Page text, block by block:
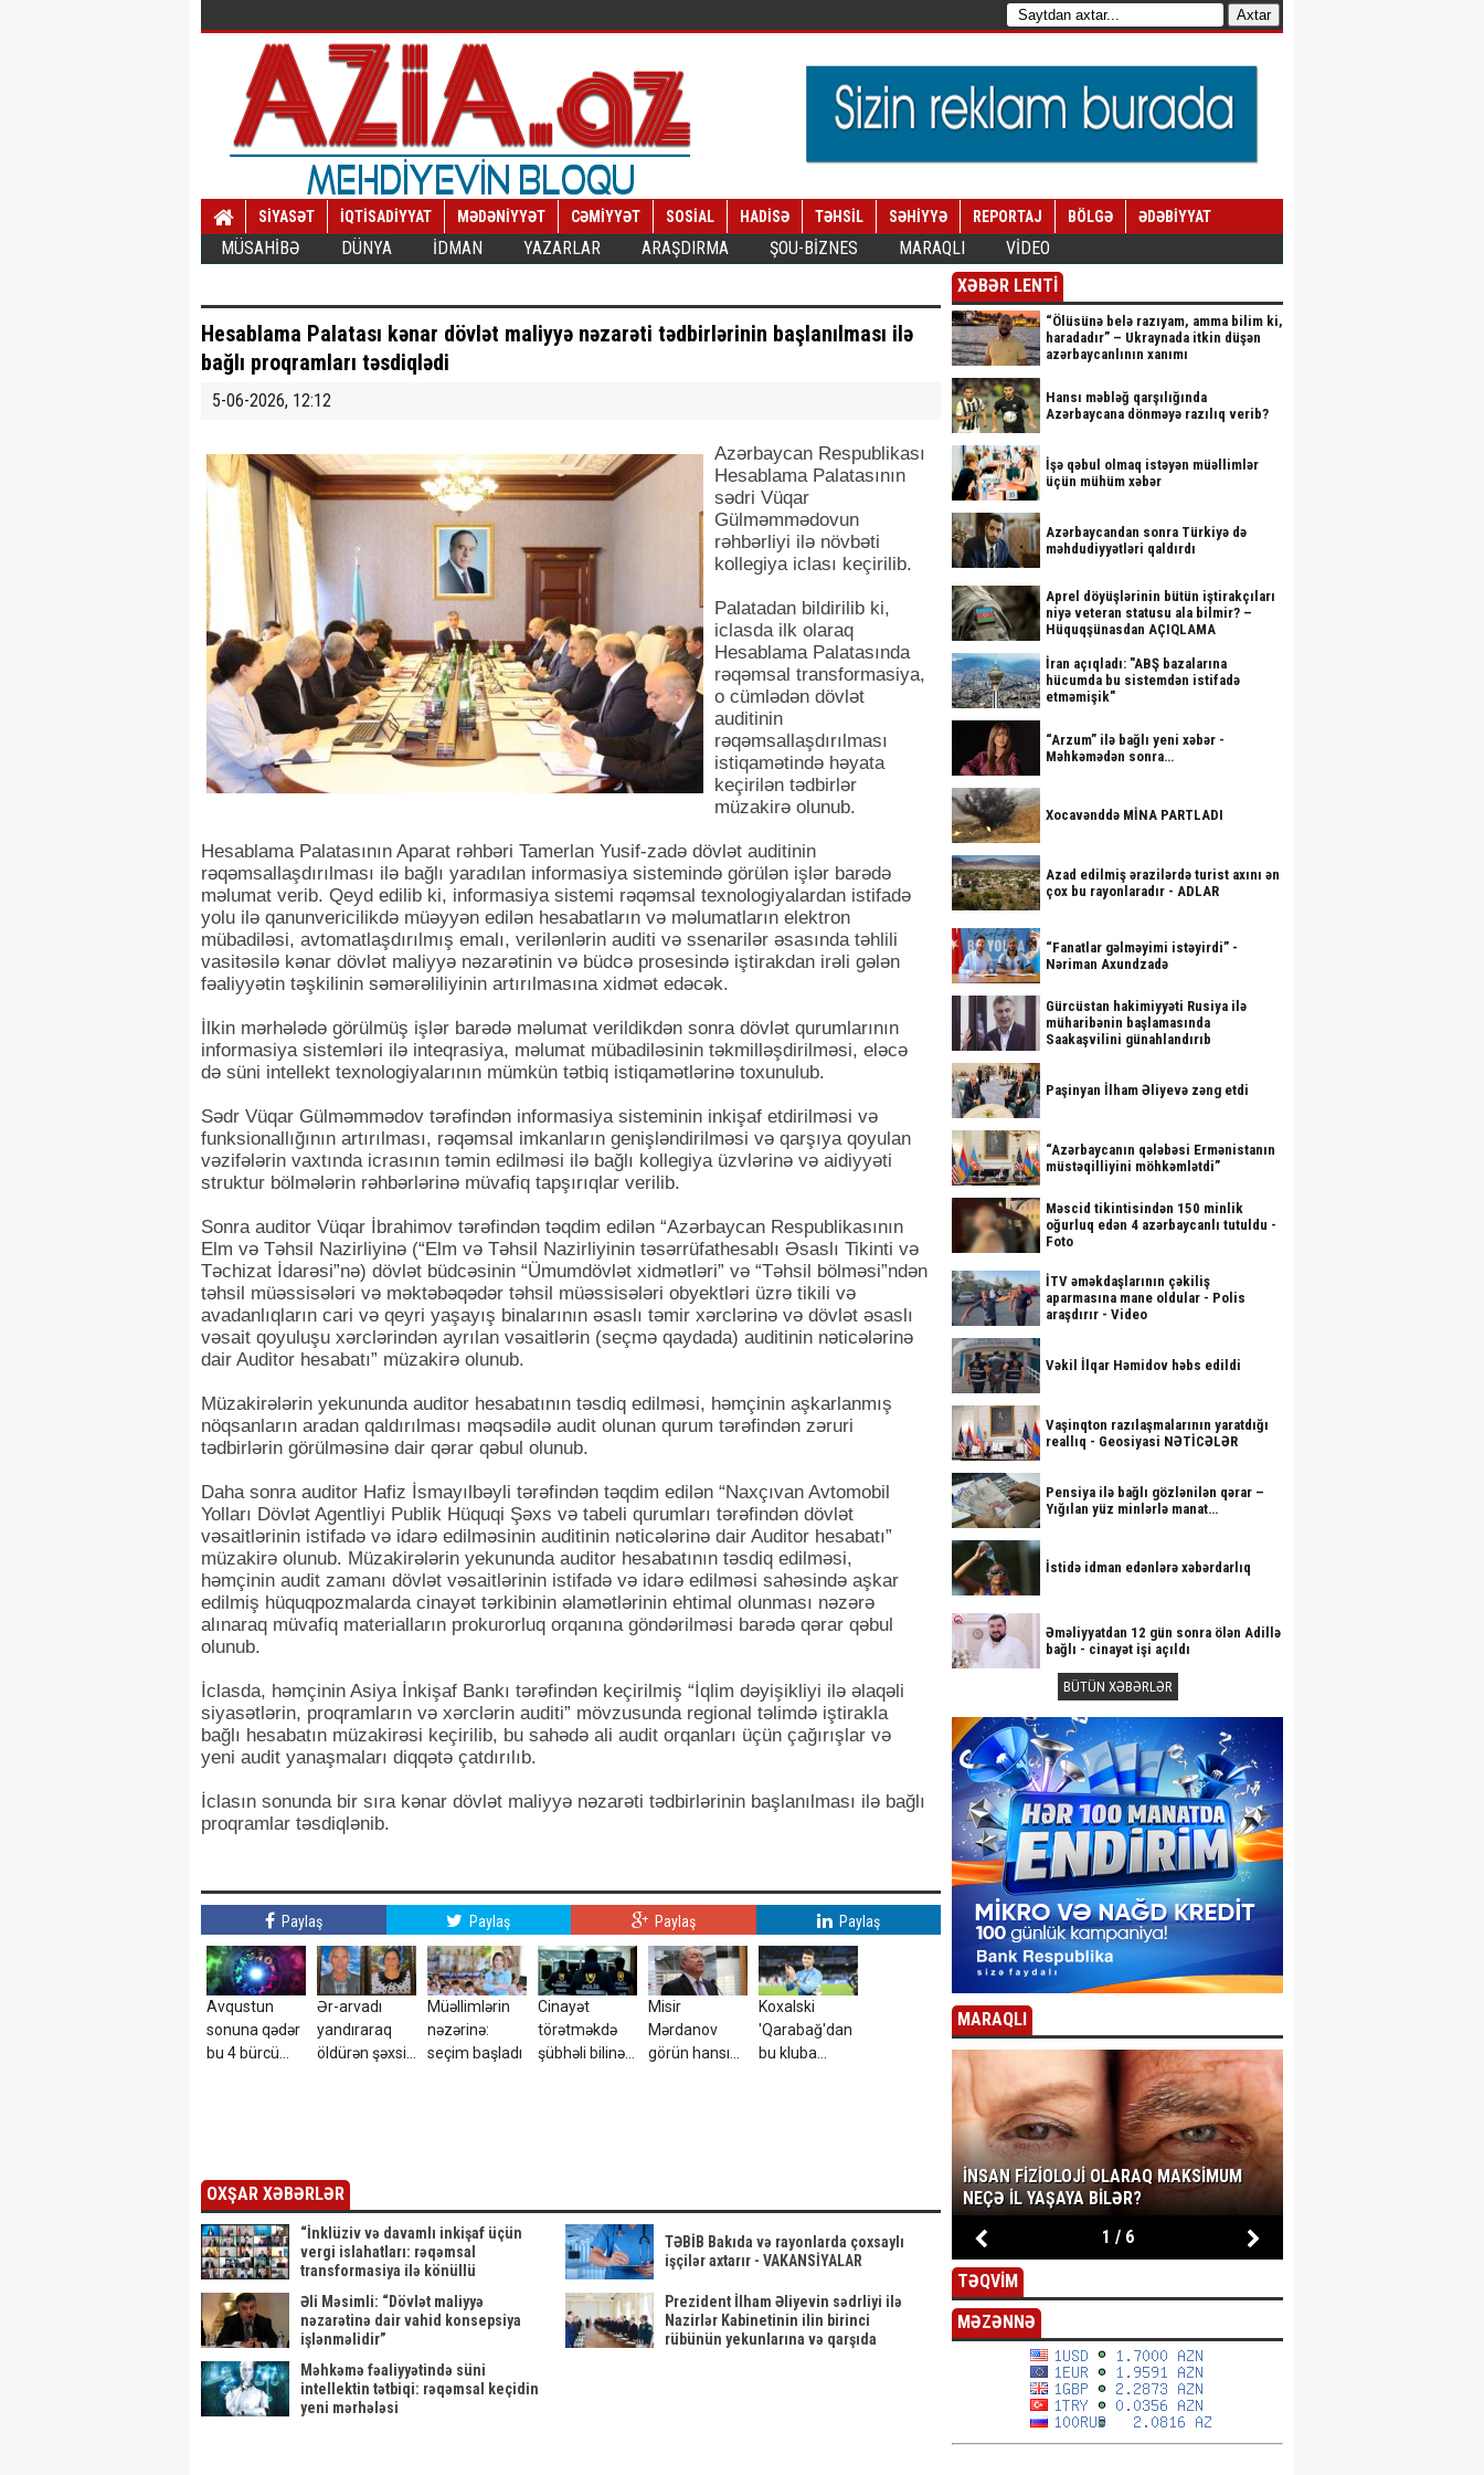
SİYASƏT İQTİSADİYYAT MƏDƏNİYYƏT CƏMİYYƏT SOSİAL HADİSƏ TƏHSİL SƏHİYYƏ REPORTAJ BÖLGƏ ƏDƏBİYYAT
MÜSAHİBƏ DÜNYA İDMAN YAZARLAR ARAŞDIRMA ŞOU-BİZNES MARAQLI VİDEO
Hesablama Palatası kənar dövlət maliyyə nəzarəti tədbirlərinin başlanılması ilə
bağlı proqramları təsdiqlədi
5-06-2026, 12:12
Azərbaycan Respublikası
Hesablama Palatasının
sədri Vüqar
Gülməmmədovun
rəhbərliyi ilə növbəti
kollegiya iclası keçirilib.
Palatadan bildirilib ki,
iclasda ilk olaraq
Hesablama Palatasında
rəqəmsal transformasiya,
o cümlədən dövlət
auditinin
rəqəmsallaşdırılması
istiqamətində həyata
keçirilən tədbirlər
müzakirə olunub.
Hesablama Palatasının Aparat rəhbəri Tamerlan Yusif-zadə dövlət auditinin
rəqəmsallaşdırılması ilə bağlı yaradılan informasiya sistemində görülən işlər barədə
məlumat verib. Qeyd edilib ki, informasiya sistemi rəqəmsal texnologiyalardan istifadə
yolu ilə qanunvericilikdə müəyyən edilən hesabatların və məlumatların elektron
mübadiləsi, avtomatlaşdırılmış emalı, verilənlərin auditi və ssenarilər əsasında təhlili
vasitəsilə kənar dövlət maliyyə nəzarətinin və büdcə prosesində iştirakdan irəli gələn
fəaliyyətin təşkilinin səmərəliliyinin artırılmasına xidmət edəcək.
İlkin mərhələdə görülmüş işlər barədə məlumat verildikdən sonra dövlət qurumlarının
informasiya sistemləri ilə inteqrasiya, məlumat mübadiləsinin təkmilləşdirilməsi, eləcə
də süni intellekt texnologiyalarının mümkün tətbiq istiqamətlərinə toxunulub.
Sədr Vüqar Gülməmmədov tərəfindən informasiya sisteminin inkişaf etdirilməsi və
funksionallığının artırılması, rəqəmsal imkanların genişləndirilməsi və qarşıya qoyulan
vəzifələrin vaxtında icrasının təmin edilməsi ilə bağlı kollegiya üzvlərinə və aidiyyəti
struktur bölmələrin rəhbərlərinə müvafiq tapşırıqlar verilib.
Sonra auditor Vüqar İbrahimov tərəfindən təqdim edilən “Azərbaycan Respublikasının
Elm və Təhsil Nazirliyinə (“Elm və Təhsil Nazirliyinin təsərrüfathesablı Əsaslı Tikinti və
Təchizat İdarəsi”nə) dövlət büdcəsinin “Ümumdövlət xidmətləri” və “Təhsil bölməsi”ndən
təhsil müəssisələri və məktəbəqədər təhsil müəssisələri obyektləri üzrə tikili və
avadanlıqların cari və qeyri yaşayış binalarının əsaslı təmir xərclərinə və dövlət əsaslı
vəsait qoyuluşu xərclərindən ayrılan vəsaitlərin (seçmə qaydada) auditinin nəticələrinə
dair Auditor hesabatı” müzakirə olunub.
Müzakirələrin yekununda auditor hesabatının təsdiq edilməsi, həmçinin aşkarlanmış
nöqsanların aradan qaldırılması məqsədilə audit olunan qurum tərəfindən zəruri
tədbirlərin görülməsinə dair qərar qəbul olunub.
Daha sonra auditor Hafiz İsmayılbəyli tərəfindən təqdim edilən “Naxçıvan Avtomobil
Yolları Dövlət Agentliyi Publik Hüquqi Şəxs və tabeli qurumları tərəfindən dövlət
vəsaitlərinin istifadə və idarə edilməsinin auditinin nəticələrinə dair Auditor hesabatı”
müzakirə olunub. Müzakirələrin yekununda auditor hesabatının təsdiq edilməsi,
həmçinin audit zamanı dövlət vəsaitlərinin istifadə və idarə edilməsi sahəsində aşkar
edilmiş hüquqpozmalarda cinayət tərkibinin əlamətlərinin ehtimal olunması nəzərə
alınaraq müvafiq materialların prokurorluq orqanına göndərilməsi barədə qərar qəbul
olunub.
İclasda, həmçinin Asiya İnkişaf Bankı tərəfindən keçirilmiş “İqlim dəyişikliyi ilə əlaqəli
siyasətlərin, proqramların və xərclərin auditi” mövzusunda regional təlimdə iştirakla
bağlı hesabatın müzakirəsi keçirilib, bu sahədə ali audit orqanları üçün çağırışlar və
yeni audit yanaşmaları diqqətə çatdırılıb.
İclasın sonunda bir sıra kənar dövlət maliyyə nəzarəti tədbirlərinin başlanılması ilə bağlı
proqramlar təsdiqlənib.
Paylaş Paylaş Paylaş Paylaş
Avqustun
sonuna qədər
bu 4 bürcü
Ər-arvadı
yandıraraq
öldürən şəxsin
Müəllimlərin
nəzərinə:
seçim başladı
Cinayət
törətməkdə
şübhəli bilinən
Misir
Mərdanov
görün hansı
Koxalski
'Qarabağ'dan
bu kluba
OXŞAR XƏBƏRLƏR
“İnklüziv və davamlı inkişaf üçün
vergi islahatları: rəqəmsal
transformasiya ilə könüllü
Vergi Forumu keçirilib
TƏBİB Bakıda və rayonlarda çoxsaylı
işçilər axtarır - VAKANSİYALAR
Əli Məsimli: “Dövlət maliyyə
nəzarətinə dair vahid konsepsiya
işlənməlidir”
Prezident İlham Əliyevin sədrliyi ilə
Nazirlər Kabinetinin ilin birinci
rübünün yekunlarına və qarşıda
Məhkəmə fəaliyyətində süni
intellektin tətbiqi: rəqəmsal keçidin
yeni mərhələsi
XƏBƏR LENTİ
“Ölüsünə belə razıyam, amma bilim ki,
haradadır” – Ukraynada itkin düşən
azərbaycanlının xanımı
Hansı məbləğ qarşılığında
Azərbaycana dönməyə razılıq verib?
İşə qəbul olmaq istəyən müəllimlər
üçün mühüm xəbər
Azərbaycandan sonra Türkiyə də
məhdudiyyətləri qaldırdı
Aprel döyüşlərinin bütün iştirakçıları
niyə veteran statusu ala bilmir? –
Hüquqşünasdan AÇIQLAMA
İran açıqladı: "ABŞ bazalarına
hücumda bu sistemdən istifadə
etməmişik"
“Arzum” ilə bağlı yeni xəbər -
Məhkəmədən sonra…
Xocavənddə MİNA PARTLADI
Azad edilmiş ərazilərdə turist axını ən
çox bu rayonlaradır - ADLAR
“Fanatlar gəlməyimi istəyirdi” -
Nəriman Axundzadə
Gürcüstan hakimiyyəti Rusiya ilə
müharibənin başlamasında
Saakaşvilini günahlandırıb
Paşinyan İlham Əliyevə zəng etdi
“Azərbaycanın qələbəsi Ermənistanın
müstəqilliyini möhkəmlətdi”
Məscid tikintisindən 150 minlik
oğurluq edən 4 azərbaycanlı tutuldu -
Foto
İTV əməkdaşlarının çəkiliş
aparmasına mane oldular - Polis
araşdırır - Video
Vəkil İlqar Həmidov həbs edildi
Vaşinqton razılaşmalarının yaratdığı
reallıq - Geosiyasi NƏTİCƏLƏR
Pensiya ilə bağlı gözlənilən qərar –
Yığılan yüz minlərlə manat…
İstidə idman edənlərə xəbərdarlıq
Əməliyyatdan 12 gün sonra ölən Adillə
bağlı - cinayət işi açıldı
BÜTÜN XƏBƏRLƏR
MARAQLI
İNSAN FIZIOLOJI OLARAQ MAKSIMUM
NEÇƏ IL YAŞAYA BILƏR?
1 / 6
TƏQVİM
MƏZƏNNƏ